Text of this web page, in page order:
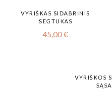
VYRIŠKAS SIDABRINIS
SEGTUKAS
45,00€
VYRIŠKOS